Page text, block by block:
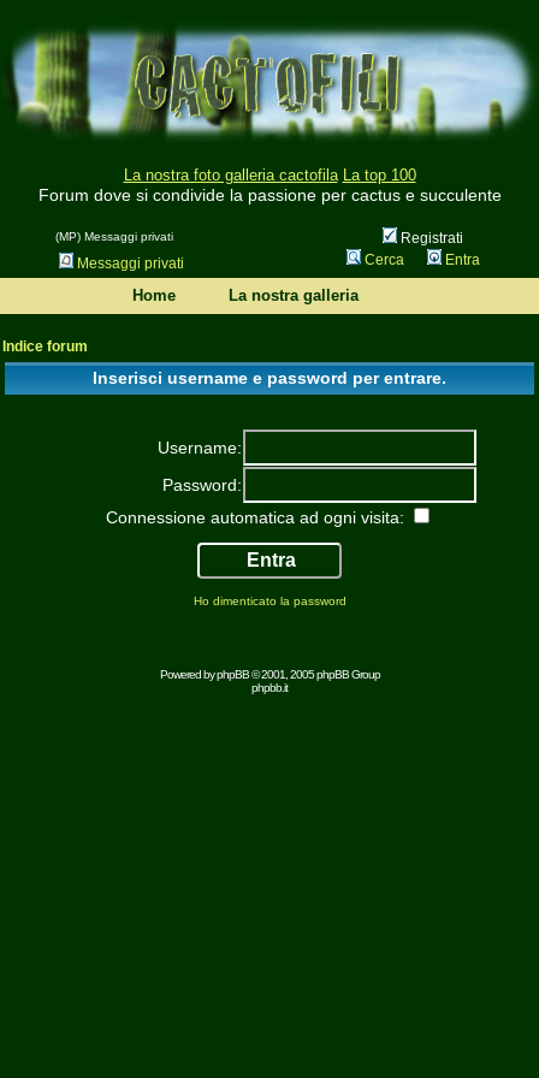
La nostra foto galleria cactofila La top 100
Forum dove si condivide la passione per cactus e succulente
(MP) Messaggi privati
Registrati
Messaggi privati
Cerca Entra
Home La nostra galleria
Indice forum
Inserisci username e password per entrare.
Username:
Password:
Connessione automatica ad ogni visita:
Ho dimenticato la password
Powered byphpBB© 2001, 2005 phpBB Group
phpbb.it